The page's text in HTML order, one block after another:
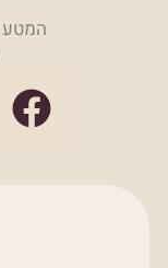
המטע 4, להבות הבשן, 1212500
F
a